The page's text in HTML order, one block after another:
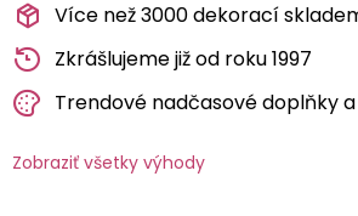
Více než 3000 dekorací
Zkrášlujeme již od roku 1997
Trendové nadčasové doplňky
Zobraziť všetky výhody